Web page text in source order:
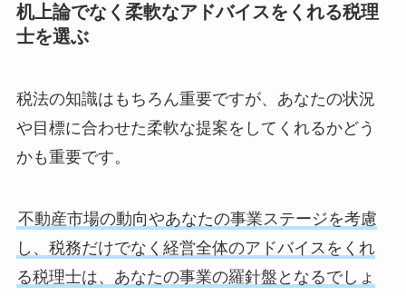
机上論でなく柔軟なアドバイスをくれる税理
士を選ぶ
税法の知識はもちろん重要ですが、あなたの状況
や目標に合わせた柔軟な提案をしてくれるかどう
かも重要です。
不動産市場の動向やあなたの事業ステージを考慮
し、税務だけでなく経営全体のアドバイスをくれ
る税理士は、あなたの事業の羅針盤となるでしょ